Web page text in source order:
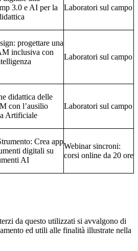
3.0 e AI per la
Laboratori sul campo
progettare una
inclusiva con
Laboratori sul campo
didattica delle
con l’ausilio
Artificiale
Laboratori sul campo
Crea app
digitali su
AI
Webinar sincroni:
corsi online da 20 ore
da questo utilizzati si avvalgono di
ed utili alle finalità illustrate nella